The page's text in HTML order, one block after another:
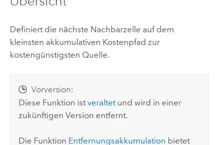
Definiert die nächste Nachbarzelle auf dem
kleinsten akkumulativen Kostenpfad zur
kostengünstigsten Quelle.
Vorversion:
Diese Funktion istveraltetund wird in einer
zukünftigen Version entfernt.
Die Funktion Entfernungsakkumulation bietet